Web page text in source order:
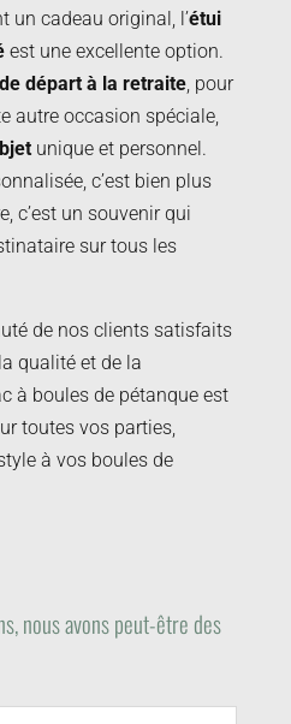
un cadeau original, l’étui
est une excellente option.
départ à la retraite, pour
autre occasion spéciale,
unique et personnel.
c’est bien plus
c’est un souvenir qui
sur tous les
de nos clients satisfaits
qualité et de la
à boules de pétanque est
toutes vos parties,
à vos boules de
nous avons peut-être des